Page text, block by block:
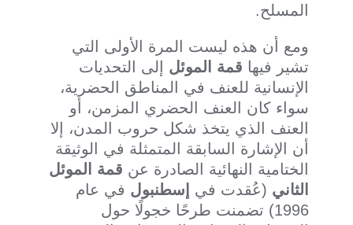
المسلح.
ومع أن هذه ليست المرة الأولى التي
تشير فيها قمة الموئل إلى التحديات
الإنسانية للعنف في المناطق الحضرية،
سواء كان العنف الحضري المزمن، أو
العنف الذي يتخذ شكل حروب المدن، إلا
أن الإشارة السابقة المتمثلة في الوثيقة
الختامية النهائية الصادرة عن قمة الموئل
الثاني (عُقدت في إسطنبول في عام
1996) تضمنت طرحًا خجولًا حول